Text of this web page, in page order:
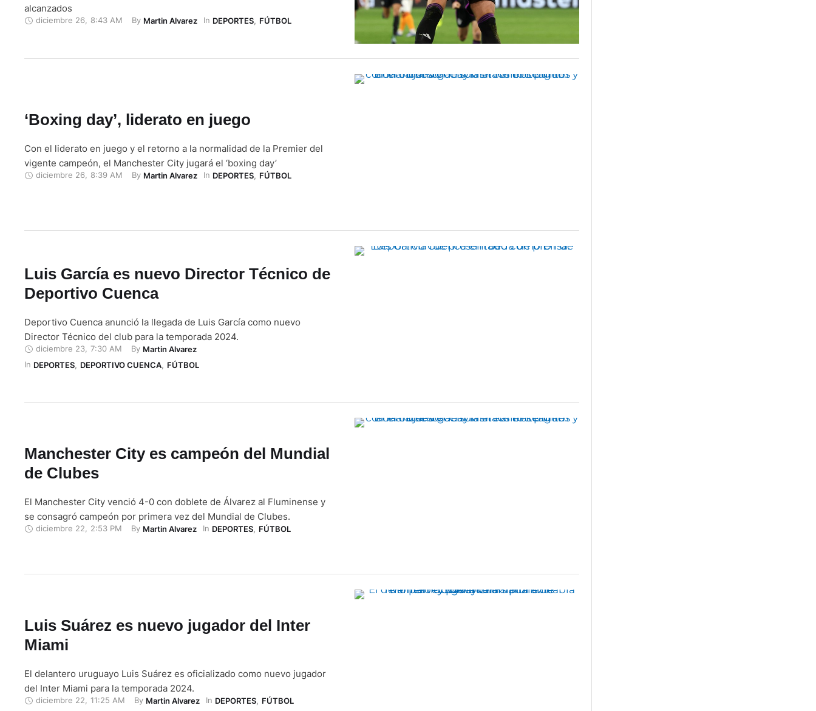
alcanzados
diciembre 26 8:43 AM By Martin Alvarez In DEPORTES, FÚTBOL
‘Boxing day’, liderato en juego
Con el liderato en juego y el retorno a la normalidad de la Premier del
vigente campeón, el Manchester City jugará el ‘boxing day’
diciembre 26, 8:39 AM By Martin Alvarez In DEPORTES, FÚTBOL
Luis García es nuevo Director Técnico de
Deportivo Cuenca
Deportivo Cuenca anunció la llegada de Luis García como nuevo
Director Técnico del club para la temporada 2024.
diciembre 23, 7:30 AM By Martin Alvarez
In DEPORTES, DEPORTIVO CUENCA, FÚTBOL
Manchester City es campeón del Mundial
de Clubes
El Manchester City venció 4-0 con doblete de Álvarez al Fluminense y
se consagró campeón por primera vez del Mundial de Clubes.
diciembre 22, 2:53 PM By Martin Alvarez In DEPORTES, FÚTBOL
Luis Suárez es nuevo jugador del Inter
Miami
El delantero uruguayo Luis Suárez es oficializado como nuevo jugador
del Inter Miami para la temporada 2024.
diciembre 22, 11:25 AM By Martin Alvarez In DEPORTES, FÚTBOL